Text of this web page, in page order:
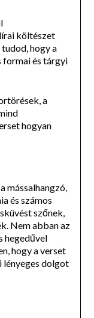
költészet
hogy a
formai és tárgyi
a
hogyan
mássalhangzó,
és számos
szőnek,
Nem abban az
hegedűvel
hogy a verset
lényeges dolgot